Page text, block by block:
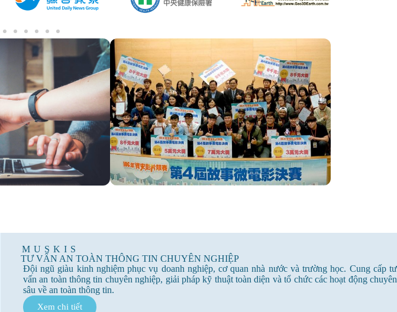
MUSKIS
TƯ VẤN AN TOÀN THÔNG TIN CHUYÊN NGHIỆP
Đội ngũ giàu kinh nghiệm phục vụ doanh nghiệp, cơ quan nhà nước và trường học. Cung cấp tư
vấn an toàn thông tin chuyên nghiệp, giải pháp kỹ thuật toàn diện và tổ chức các hoạt động chuyên
sâu về an toàn thông tin.
Xem chi tiết